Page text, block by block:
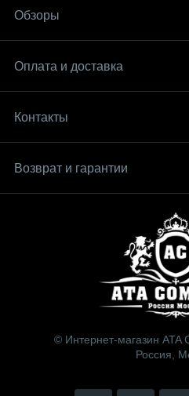
Обзоры
Оплата и доставка
Контакты
Возврат и гарантии
© Интернет-магазин ATA
Россия,